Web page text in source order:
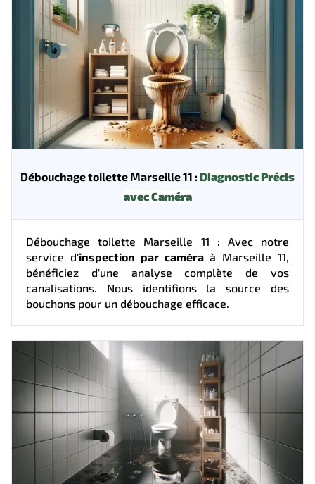
Débouchage toilette Marseille 11 : Diagnostic Précis
avec Caméra
Débouchage toilette Marseille 11 : Avec notre
service d'inspection par caméraà Marseille 11,
bénéficiez d'une analyse complète de vos
canalisations. Nous identifions la source des
bouchons pour un débouchage efficace.